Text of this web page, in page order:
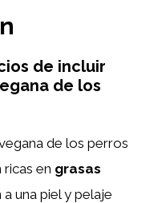
de incluir
de los
de los perros
en grasas
una piel y pelaje